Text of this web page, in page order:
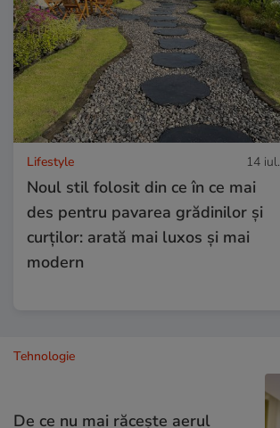
Lifestyle 14 iul.
Noul stil folosit din ce în ce mai
des pentru pavarea grădinilor și
curților: arată mai luxos și mai
modern
Tehnologie
De ce nu mai răcește aerul